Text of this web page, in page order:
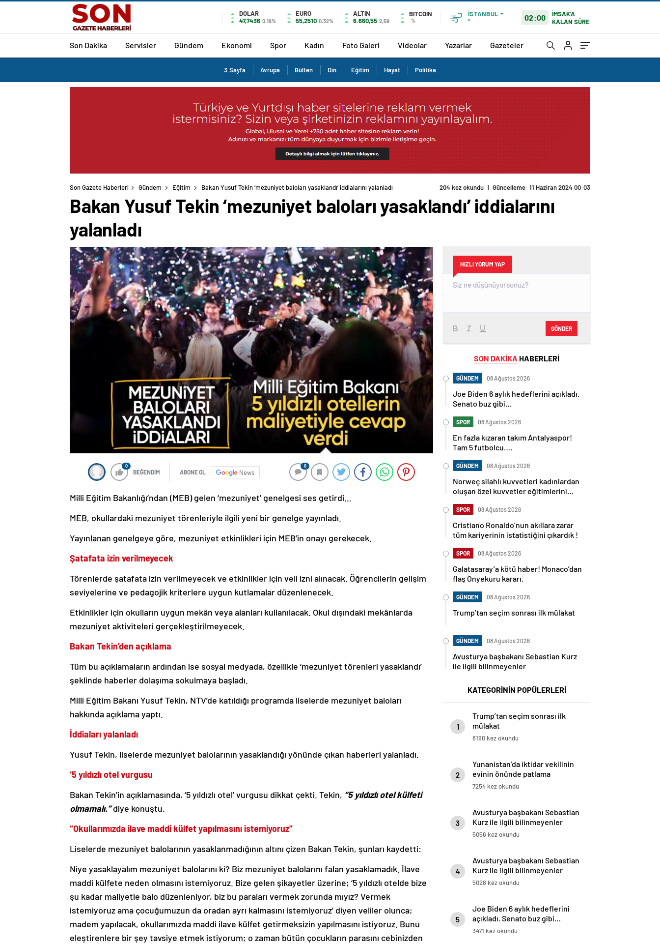
DOLAR
47,7436 0.18%
EURO
55,2510 0.32%
ALTIN
6.660,55 2,59
BITCOIN
%
İSTANBUL
°
02:00
İMSAK'A
KALAN SÜRE
Son Dakika Servisler Gündem Ekonomi Spor Kadın Foto Galeri Videolar Yazarlar Gazeteler
3.Sayfa Avrupa Bülten Din Eğitim Hayat Politika
Son Gazete Haberleri Gündem Eğitim Bakan Yusuf Tekin ‘mezuniyet baloları yasaklandı’ iddialarını yalanladı 204 kez okundu | Güncelleme: 11 Haziran 2024 00:03
Bakan Yusuf Tekin ‘mezuniyet baloları yasaklandı’ iddialarını
yalanladı
0
BEĞENDİM ABONE OL News
0
Milli Eğitim Bakanlığı’ndan (MEB) gelen ‘mezuniyet’ genelgesi ses getirdi…
MEB, okullardaki mezuniyet törenleriyle ilgili yeni bir genelge yayınladı.
Yayınlanan genelgeye göre, mezuniyet etkinlikleri için MEB’in onayı gerekecek.
Şatafata izin verilmeyecek
Törenlerde şatafata izin verilmeyecek ve etkinlikler için veli izni alınacak. Öğrencilerin gelişim
seviyelerine ve pedagojik kriterlere uygun kutlamalar düzenlenecek.
Etkinlikler için okulların uygun mekân veya alanları kullanılacak. Okul dışındaki mekânlarda
mezuniyet aktiviteleri gerçekleştirilmeyecek.
Bakan Tekin’den açıklama
Tüm bu açıklamaların ardından ise sosyal medyada, özellikle ‘mezuniyet törenleri yasaklandı’
şeklinde haberler dolaşıma sokulmaya başladı.
Milli Eğitim Bakanı Yusuf Tekin, NTV’de katıldığı programda liselerde mezuniyet baloları
hakkında açıklama yaptı.
İddiaları yalanladı
Yusuf Tekin, liselerde mezuniyet balolarının yasaklandığı yönünde çıkan haberleri yalanladı.
‘5 yıldızlı otel vurgusu
Bakan Tekin’in açıklamasında, ‘5 yıldızlı otel’ vurgusu dikkat çekti. Tekin, “5 yıldızlı otel külfeti
olmamalı.”diye konuştu.
“Okullarımızda ilave maddi külfet yapılmasını istemiyoruz”
Liselerde mezuniyet balolarının yasaklanmadığının altını çizen Bakan Tekin, şunları kaydetti:
Niye yasaklayalım mezuniyet balolarını ki? Biz mezuniyet balolarını falan yasaklamadık. İlave
maddi külfete neden olmasını istemiyoruz. Bize gelen şikayetler üzerine; ‘5 yıldızlı otelde bize
şu kadar maliyetle balo düzenleniyor, biz bu paraları vermek zorunda mıyız? Vermek
istemiyoruz ama çocuğumuzun da oradan ayrı kalmasını istemiyoruz’ diyen veliler olunca;
madem yapılacak, okullarımızda maddi ilave külfet getirmeksizin yapılmasını istiyoruz. Bunu
eleştirenlere bir şey tavsiye etmek istiyorum; o zaman bütün çocukların parasını cebinizden
HIZLI YORUM YAP
GÖNDER
SON DAKİKA HABERLERİ
GÜNDEM 08 Ağustos 2026
Joe Biden 6 aylık hedeflerini açıkladı.
Senato buz gibi…
SPOR 08 Ağustos 2026
En fazla kızaran takım Antalyaspor!
Tam 5 futbolcu….
GÜNDEM 08 Ağustos 2026
Norweç silahlı kuvvetleri kadınlardan
oluşan özel kuvvetler eğitimlerini
SPOR 08 Ağustos 2026
Cristiano Ronaldo’nun akıllara zarar
tüm kariyerinin istatistiğini çıkardık !
SPOR 08 Ağustos 2026
Galatasaray’a kötü haber! Monaco’dan
flaş Onyekuru kararı.
GÜNDEM 08 Ağustos 2026
Trump’tan seçim sonrası ilk mülakat
GÜNDEM 08 Ağustos 2026
Avusturya başbakanı Sebastian Kurz
ile ilgili bilinmeyenler
KATEGORİNİN POPÜLERLERİ
1
Trump’tan seçim sonrası ilk
mülakat
8190 kez okundu
2
Yunanistan’da iktidar vekilinin
evinin önünde patlama
7254 kez okundu
3
Avusturya başbakanı Sebastian
Kurz ile ilgili bilinmeyenler
5056 kez okundu
4
Avusturya başbakanı Sebastian
Kurz ile ilgili bilinmeyenler
5028 kez okundu
5
Joe Biden 6 aylık hedeflerini
açıkladı. Senato buz gibi…
3471 kez okundu